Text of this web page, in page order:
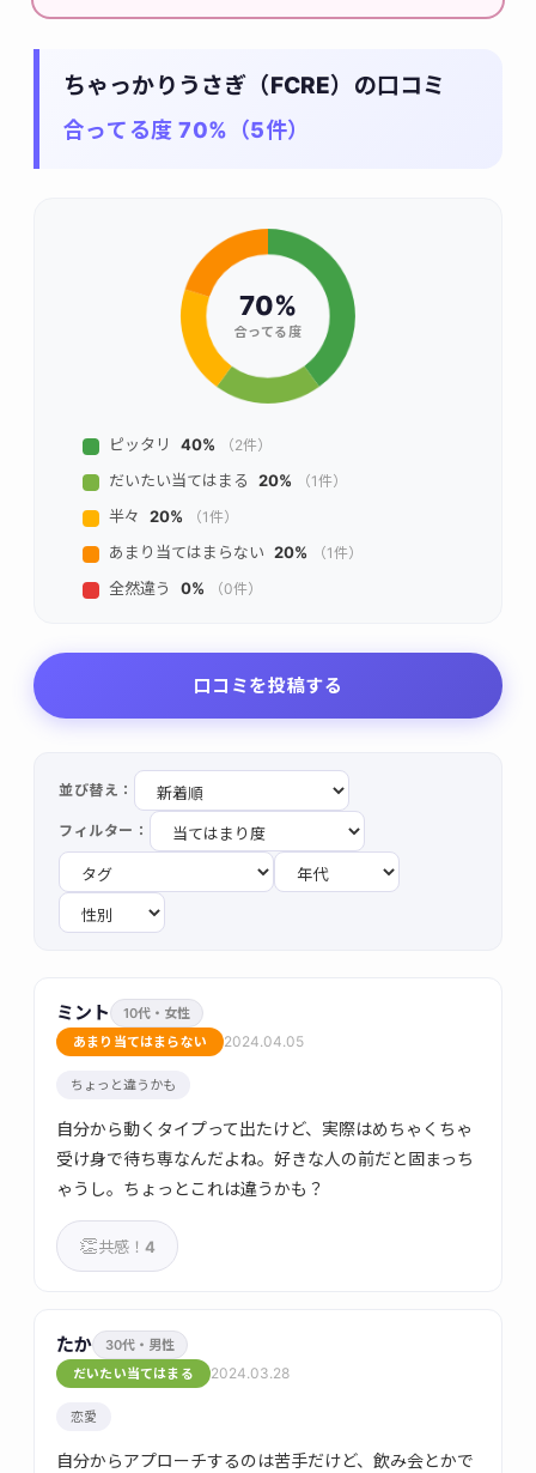
ちゃっかりうさぎ（FCRE）の口コミ
合ってる度 70%（5件）
70%
合ってる度
ピッタリ 40% （2件）
だいたい当てはまる 20% （1件）
半々 20% （1件）
あまり当てはまらない 20% （1件）
全然違う 0% （0件）
口コミを投稿する
並び替え：
フィルター：
ミント
10代・女性
あまり当てはまらない
2024.04.05
ちょっと違うかも
自分から動くタイプって出たけど、実際はめちゃくちゃ
受け身で待ち専なんだよね。好きな人の前だと固まっち
ゃうし。ちょっとこれは違うかも？
👏共感！ 4
たか
30代・男性
だいたい当てはまる
2024.03.28
恋愛
自分からアプローチするのは苦手だけど、飲み会とかで